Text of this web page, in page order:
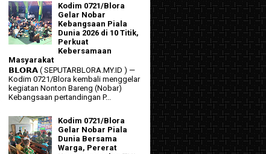
Kodim 0721/Blora
Gelar Nobar
Kebangsaan Piala
Dunia 2026 di 10 Titik,
Perkuat
Kebersamaan
Masyarakat
𝗕𝗟𝗢𝗥𝗔 ( SEPUTARBLORA.MY.ID ) —
Kodim 0721/Blora kembali menggelar
kegiatan Nonton Bareng (Nobar)
Kebangsaan pertandingan P...
Kodim 0721/Blora
Gelar Nobar Piala
Dunia Bersama
Warga, Pererat